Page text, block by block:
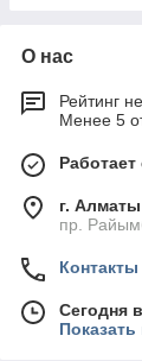
О нас
Рейтинг
Менее 5
Работает
г. Алматы
пр.
Контакты
Сегодня